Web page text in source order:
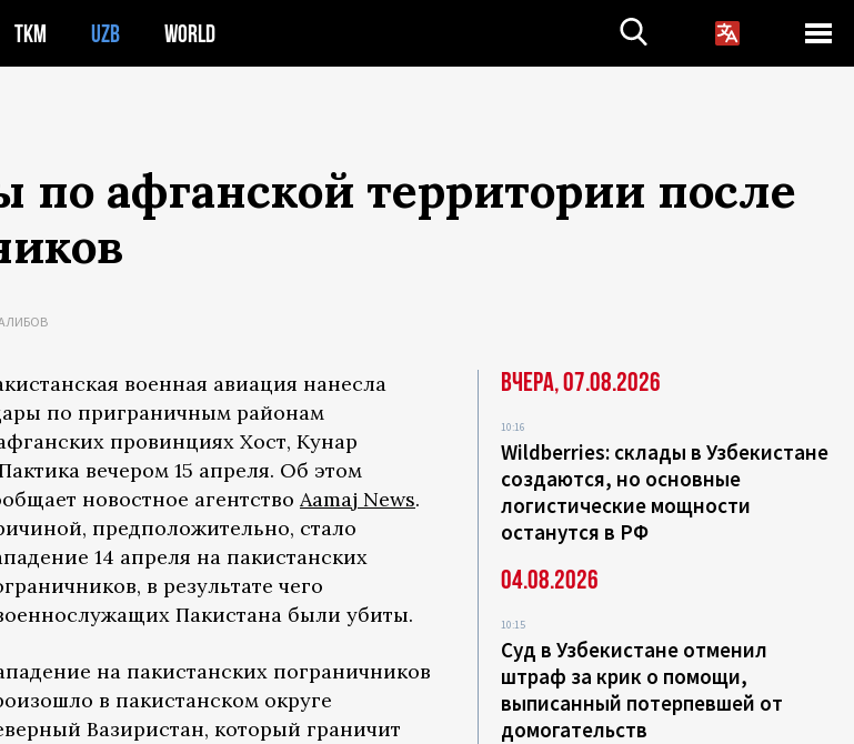
TKM UZB WORLD
по афганской территории после
военная авиация нанесла
по приграничным районам
провинциях Хост, Кунар
вечером 15 апреля. Об этом
новостное агентство Aamaj News.
предположительно, стало
14 апреля на пакистанских
в результате чего
Пакистана были убиты.
на пакистанских пограничников
в пакистанском округе
Вазиристан, который граничит
Вчера, 07.08.2026
10:16
Wildberries: склады в Узбекистане
создаются, но основные
логистические мощности
останутся в РФ
04.08.2026
10:15
Суд в Узбекистане отменил
штраф за крик о помощи,
выписанный потерпевшей от
домогательств